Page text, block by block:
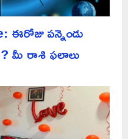
పన్నెండు
మీ రాశి ఫలాలు